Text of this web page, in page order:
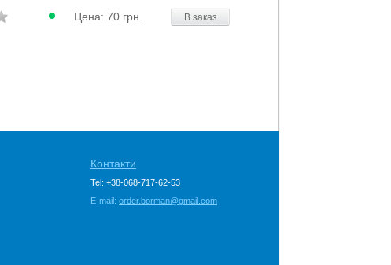
Цена: 70 грн. В заказ
Контакти
Tel: +38-068-717-62-53
E-mail: order.borman@gmail.com